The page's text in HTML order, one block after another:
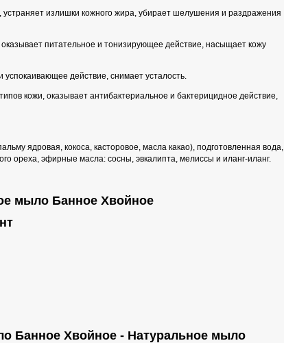
излишки кожного жира, убирает шелушения и раздражения
питательное и тонизирующее действие, насыщает кожу
действие, снимает усталость.
кожи, оказывает антибактериальное и бактерицидное действие,
ядровая, кокоса, касторовое, масла какао), подготовленная вода,
ореха, эфирные масла: сосны, эвкалипта, мелиссы и иланг-иланг.
мыло Банное Хвойное
Банное Хвойное - Натуральное мыло